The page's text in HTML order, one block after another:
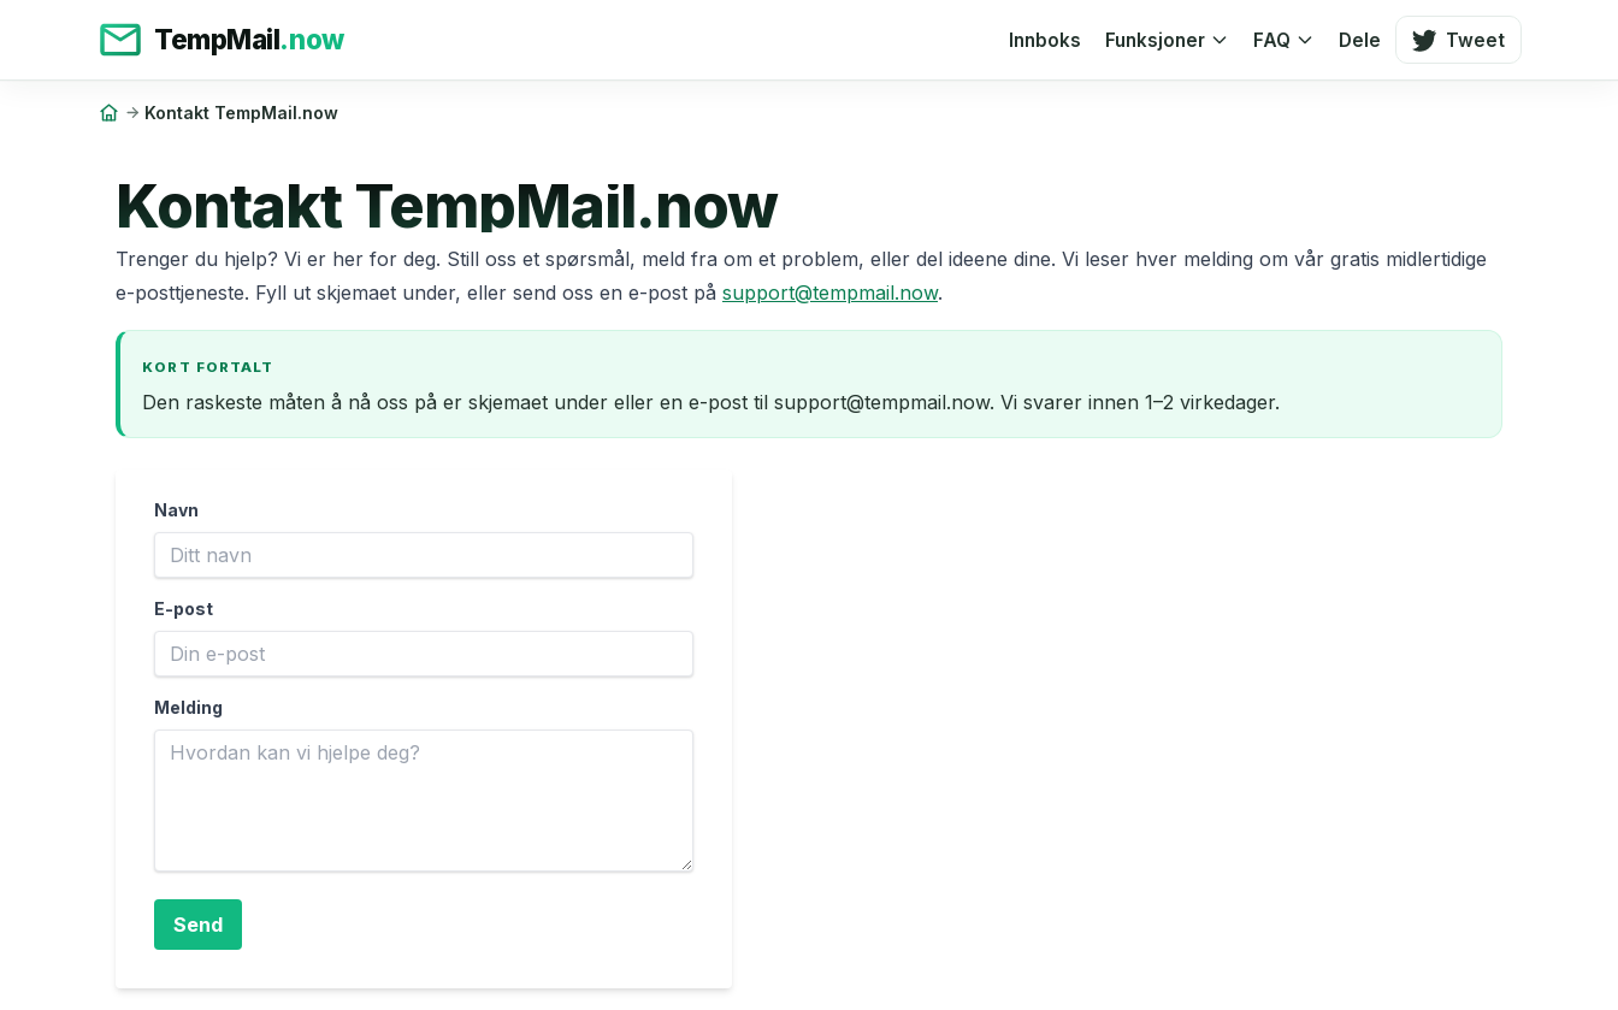
TempMail.now Innboks Funksjoner FAQ Dele Tweet
Kontakt TempMail.now
Kontakt TempMail.now
Trenger du hjelp? Vi er her for deg. Still oss et spørsmål, meld fra om et problem, eller del ideene dine. Vi leser hver melding om vår gratis midlertidige
e-posttjeneste. Fyll ut skjemaet under, eller send oss en e-post på support@tempmail.now.
KORT FORTALT
Den raskeste måten å nå oss på er skjemaet under eller en e-post til support@tempmail.now. Vi svarer innen 1–2 virkedager.
Navn
E-post
Melding
Send